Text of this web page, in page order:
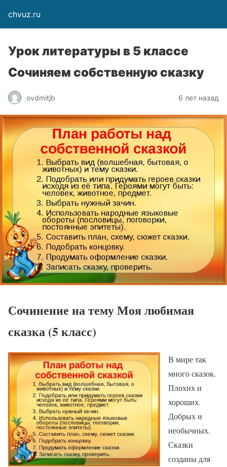
chvuz.ru
Урок литературы в 5 классе
Сочиняем собственную сказку
ovdmitjb 6 лет назад
Сочинение на тему Моя любимая
сказка (5 класс)
В мире так
много сказок.
Плохих и
хороших.
Добрых и
необычных.
Сказки
созданы для